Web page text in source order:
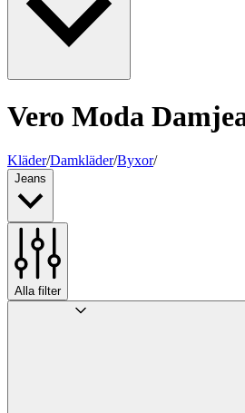
Vero Moda
Kläder/Damkläder/Byxor/
Jeans
Alla filter